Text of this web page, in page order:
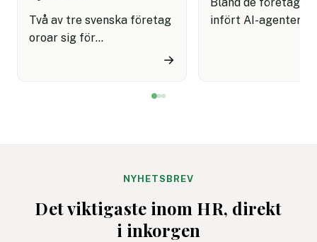
Två av tre svenska företag
oroar sig för
innebär semestertider med
fem bästa tips för ett
säkrare sommarkontor.
→
infört AI-agenter i
NYHETSBREV
Det viktigaste inom HR, direkt
i inkorgen